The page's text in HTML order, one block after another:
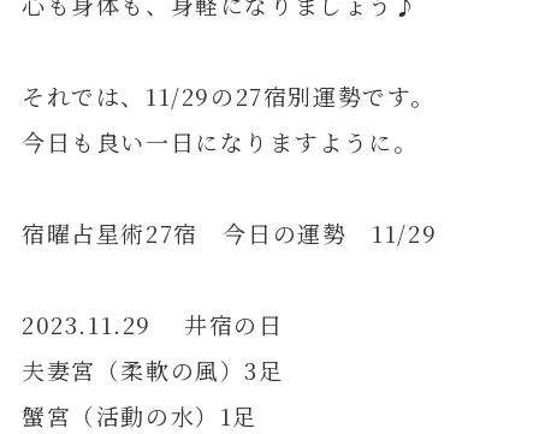
それでは、11/29の27宿別運勢です。
今日も良い一日になりますように。
宿曜占星術27宿 今日の運勢 11/29
2023.11.29 井宿の日
夫妻宮（柔軟の風）3足
蟹宮（活動の水）1足